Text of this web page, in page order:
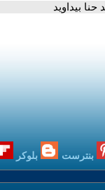
بيداويد
بنترست بلوكر